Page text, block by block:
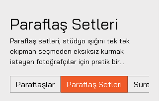
Paraflaş Setleri
Paraflaş setleri, stüdyo ışığını tek tek
ekipman seçmeden eksiksiz kurmak
isteyen fotoğrafçılar için pratik bir
setler; çekim gücü, ışık kontrolü, aksesuar
uyumu ve profesyonel kullanım
Paraflaşlar Paraflaş Setleri Sürekli